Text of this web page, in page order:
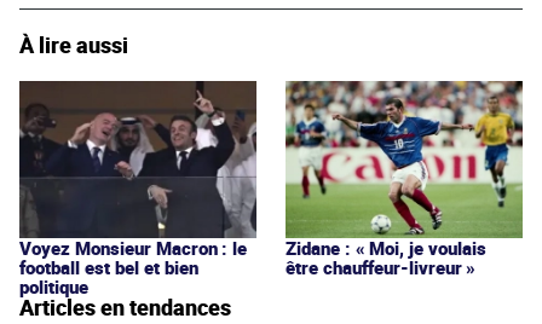
À lire aussi
Voyez Monsieur Macron : le
football est bel et bien
politique
Zidane : « Moi, je voulais
être chauffeur-livreur »
Articles en tendances